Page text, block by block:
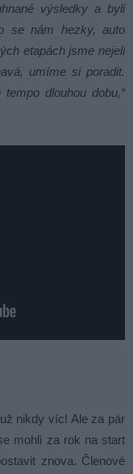
výsledky a byli
se nám hezky, auto
etapách jsme nejeli
umíme si poradit.
dlouhou dobu,“
nikdy víc! Ale za pár
mohli za rok na start
znova. Členové